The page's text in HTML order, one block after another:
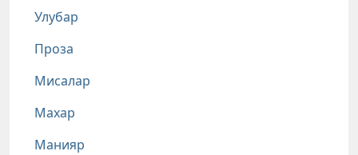
Улубар
Проза
Мисалар
Махар
Манияр